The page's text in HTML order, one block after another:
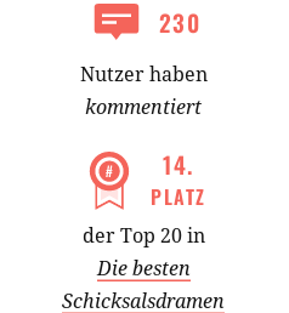
230
Nutzer haben
kommentiert
14.
PLATZ
der Top 20 in
Die besten
Schicksalsdramen